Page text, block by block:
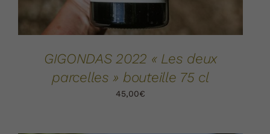
GIGONDAS 2022 « Les deux
parcelles » bouteille 75 cl
45,00€